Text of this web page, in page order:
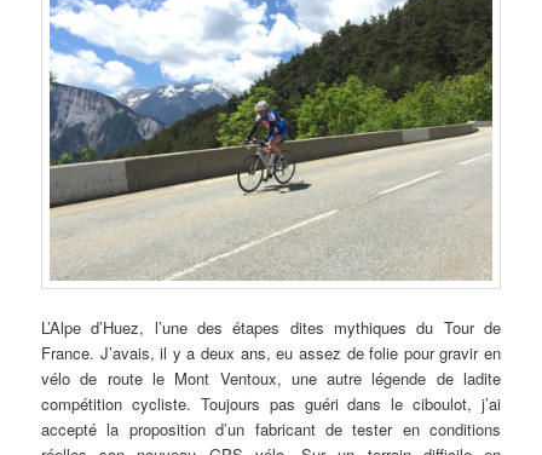
L’Alpe d’Huez, l’une des étapes dites mythiques du Tour de
France. J’avais, il y a deux ans, eu assez de folie pour gravir en
vélo de route le Mont Ventoux, une autre légende de ladite
compétition cycliste. Toujours pas guéri dans le ciboulot, j’ai
accepté la proposition d’un fabricant de tester en conditions